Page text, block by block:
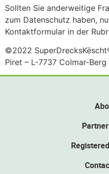
Sollten Sie anderweitige
zum Datenschutz haben,
Kontaktformular in der
©2022
Piret – L-7737 Colmar-Berg